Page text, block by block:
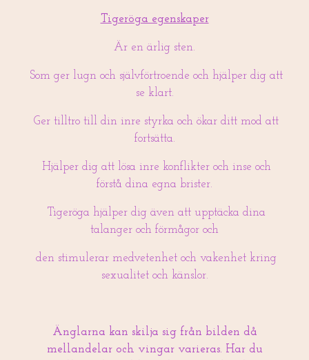
Tigeröga egenskaper
Är en ärlig sten.
Som ger lugn och självförtroende och hjälper dig att
se klart.
Ger tilltro till din inre styrka och ökar ditt mod att
fortsätta.
Hjälper dig att lösa inre konflikter och inse och
förstå dina egna brister.
Tigeröga hjälper dig även att upptäcka dina
talanger och förmågor och
den stimulerar medvetenhet och vakenhet kring
sexualitet och känslor.
Änglarna kan skilja sig från bilden då
mellandelar och vingar varieras. Har du